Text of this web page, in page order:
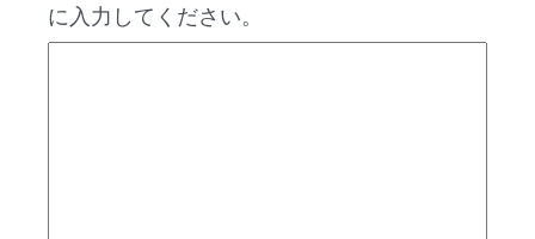
に入力してください。